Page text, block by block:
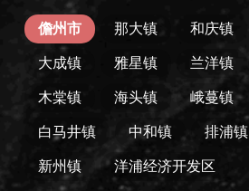
儋州市 那大镇 和庆镇
大成镇 雅星镇 兰洋镇
木棠镇 海头镇 峨蔓镇
白马井镇 中和镇 排浦镇
新州镇 洋浦经济开发区